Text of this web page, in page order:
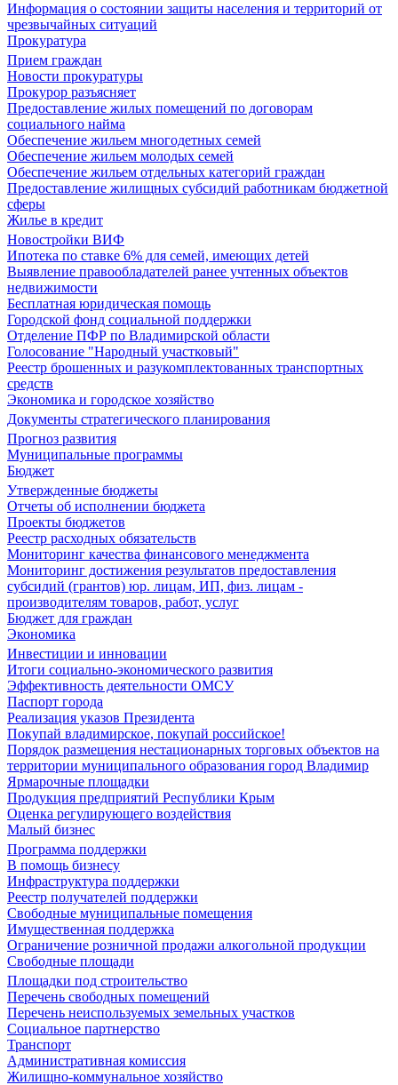
Информация о состоянии защиты населения и территорий от
чрезвычайных ситуаций
Прокуратура
Прием граждан
Новости прокуратуры
Прокурор разъясняет
Предоставление жилых помещений по договорам
социального найма
Обеспечение жильем многодетных семей
Обеспечение жильем молодых семей
Обеспечение жильем отдельных категорий граждан
Предоставление жилищных субсидий работникам бюджетной
сферы
Жилье в кредит
Новостройки ВИФ
Ипотека по ставке 6% для семей, имеющих детей
Выявление правообладателей ранее учтенных объектов
недвижимости
Бесплатная юридическая помощь
Городской фонд социальной поддержки
Отделение ПФР по Владимирской области
Голосование "Народный участковый"
Реестр брошенных и разукомплектованных транспортных
средств
Экономика и городское хозяйство
Документы стратегического планирования
Прогноз развития
Муниципальные программы
Бюджет
Утвержденные бюджеты
Отчеты об исполнении бюджета
Проекты бюджетов
Реестр расходных обязательств
Мониторинг качества финансового менеджмента
Мониторинг достижения результатов предоставления
субсидий (грантов) юр. лицам, ИП, физ. лицам -
производителям товаров, работ, услуг
Бюджет для граждан
Экономика
Инвестиции и инновации
Итоги социально-экономического развития
Эффективность деятельности ОМСУ
Паспорт города
Реализация указов Президента
Покупай владимирское, покупай российское!
Порядок размещения нестационарных торговых объектов на
территории муниципального образования город Владимир
Ярмарочные площадки
Продукция предприятий Республики Крым
Оценка регулирующего воздействия
Малый бизнес
Программа поддержки
В помощь бизнесу
Инфраструктура поддержки
Реестр получателей поддержки
Свободные муниципальные помещения
Имущественная поддержка
Ограничение розничной продажи алкогольной продукции
Свободные площади
Площадки под строительство
Перечень свободных помещений
Перечень неиспользуемых земельных участков
Социальное партнерство
Транспорт
Административная комиссия
Жилищно-коммунальное хозяйство